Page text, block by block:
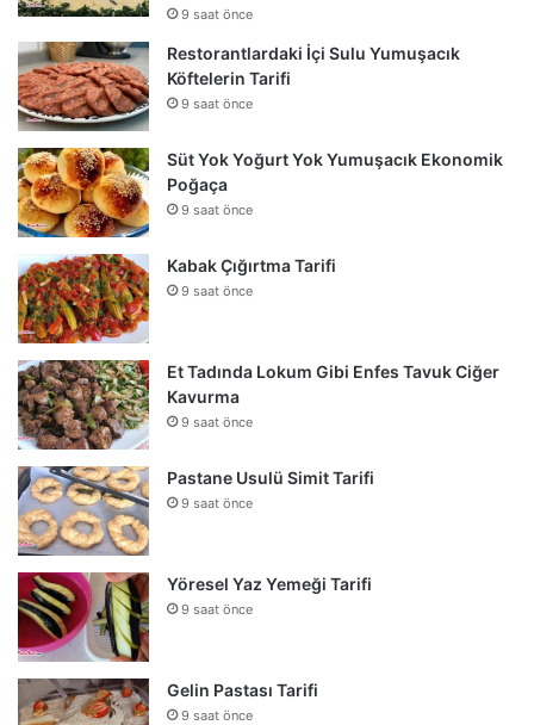
9 saat önce
Restorantlardaki İçi Sulu Yumuşacık
Köftelerin Tarifi
9 saat önce
Süt Yok Yoğurt Yok Yumuşacık Ekonomik
Poğaça
9 saat önce
Kabak Çığırtma Tarifi
9 saat önce
Et Tadında Lokum Gibi Enfes Tavuk Ciğer
Kavurma
9 saat önce
Pastane Usulü Simit Tarifi
9 saat önce
Yöresel Yaz Yemeği Tarifi
9 saat önce
Gelin Pastası Tarifi
9 saat önce